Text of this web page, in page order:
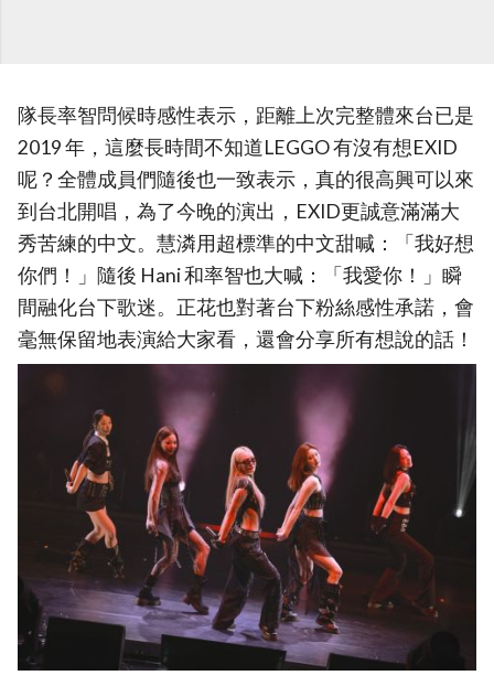
隊長率智問候時感性表示，距離上次完整體來台已是
2019 年，這麼長時間不知道LEGGO 有沒有想EXID
呢？全體成員們隨後也一致表示，真的很高興可以來
到台北開唱，為了今晚的演出，EXID更誠意滿滿大
秀苦練的中文。慧潾用超標準的中文甜喊：「我好想
你們！」隨後 Hani 和率智也大喊：「我愛你！」瞬
間融化台下歌迷。正花也對著台下粉絲感性承諾，會
毫無保留地表演給大家看，還會分享所有想說的話！